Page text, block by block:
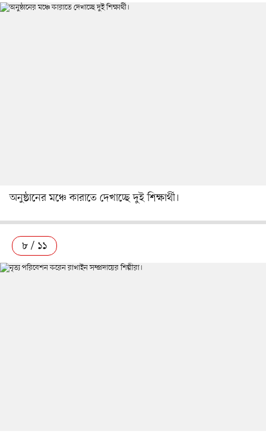
অনুষ্ঠানের মঞ্চে কারাতে দেখাচ্ছে দুই শিক্ষার্থী।
৮ / ১১